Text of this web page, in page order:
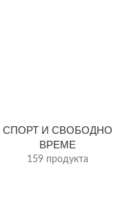
СПОРТ И СВОБОДНО
ВРЕМЕ
159 продукта